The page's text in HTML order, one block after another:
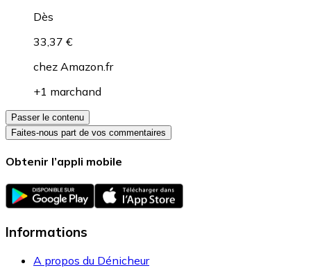
Dès
33,37 €
chez Amazon.fr
+1 marchand
Passer le contenu
Faites-nous part de vos commentaires
Obtenir l’appli mobile
Informations
A propos du Dénicheur